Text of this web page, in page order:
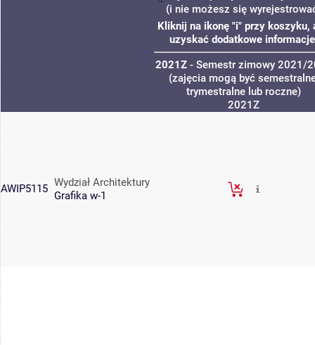
(i nie możesz się
Kliknij na ikonę "i" przy koszyku,
uzyskać dodatkowe
2021Z- Semestr zimowy 2021/
(zajęcia mogą być
trymestralne lub roczne)
2021Z
AWIP5115 Wydział Architektury
Grafika w-1